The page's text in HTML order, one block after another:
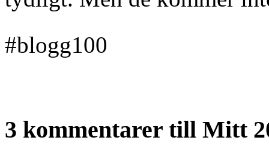
#blogg100
3 kommentarer till Mitt